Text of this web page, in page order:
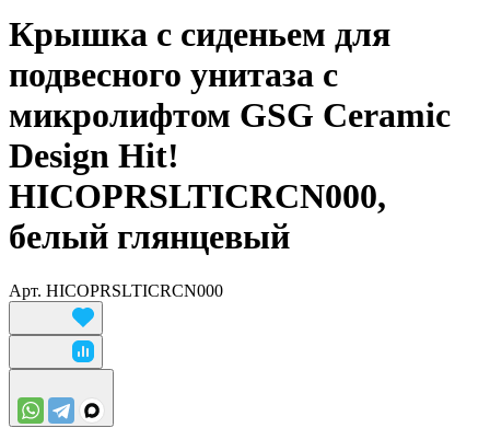
Крышка с сиденьем для
подвесного унитаза с
микролифтом GSG Ceramic
Design Hit!
HICOPRSLTICRCN000,
белый глянцевый
Арт. HICOPRSLTICRCN000